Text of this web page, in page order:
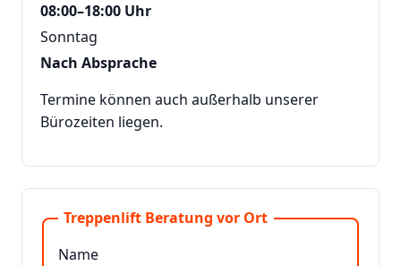
08:00–18:00 Uhr
Sonntag
Nach Absprache
Termine können auch außerhalb unserer
Bürozeiten liegen.
Treppenlift Beratung vor Ort
Name